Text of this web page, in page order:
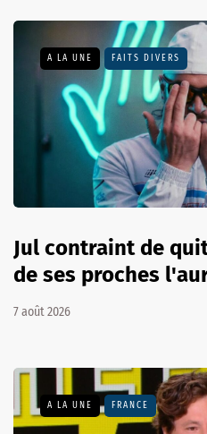
A LA UNE FAITS DIVERS
Jul contraint de
de ses proches
7 août 2026
A LA UNE FRANCE